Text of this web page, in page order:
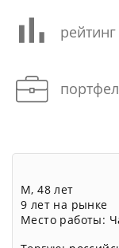
рейтинг
М, 48 лет
9 лет на рынке
Место работы: